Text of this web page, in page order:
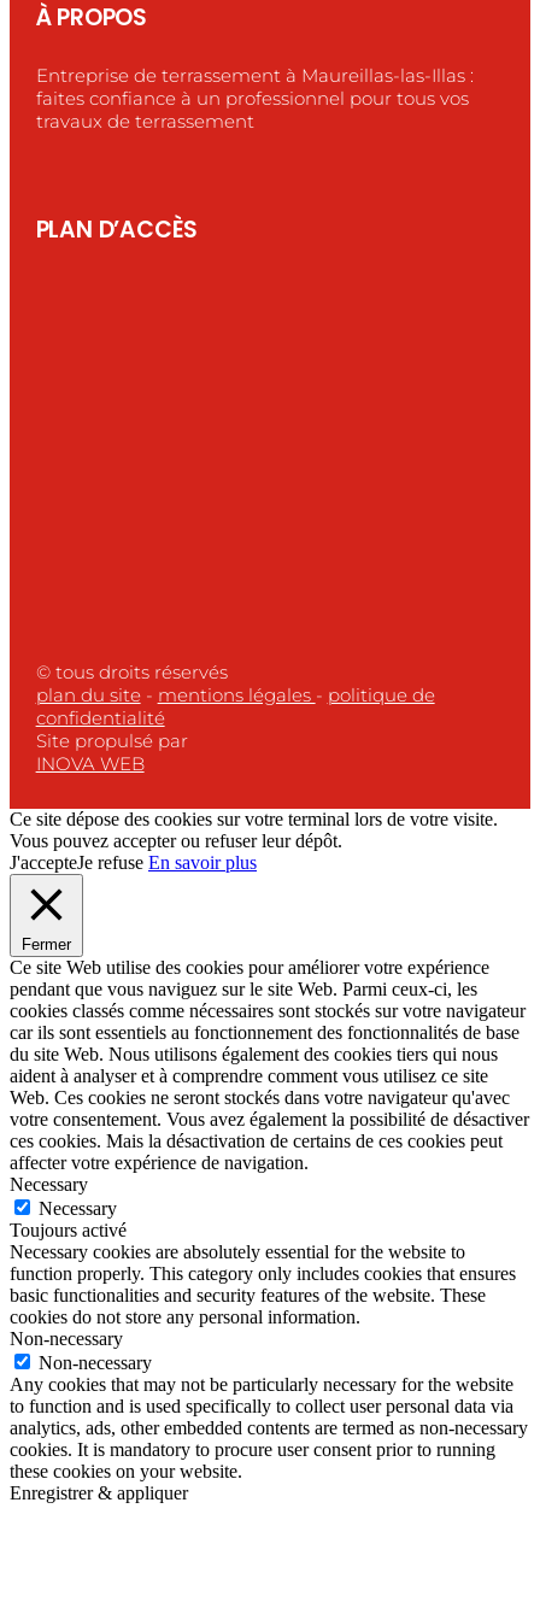
À PROPOS
Entreprise de terrassement à Maureillas-las-Illas :
faites confiance à un professionnel pour tous vos
travaux de terrassement
PLAN D’ACCÈS
© tous droits réservés
plan du site- mentions légales - politique de
confidentialité
Site propulsé par
INOVA WEB
Ce site dépose des cookies sur votre terminal lors de votre visite.
Vous pouvez accepter ou refuser leur dépôt.
J'accepteJe refuse En savoir plus
Fermer
Ce site Web utilise des cookies pour améliorer votre expérience
pendant que vous naviguez sur le site Web. Parmi ceux-ci, les
cookies classés comme nécessaires sont stockés sur votre navigateur
car ils sont essentiels au fonctionnement des fonctionnalités de base
du site Web. Nous utilisons également des cookies tiers qui nous
aident à analyser et à comprendre comment vous utilisez ce site
Web. Ces cookies ne seront stockés dans votre navigateur qu'avec
votre consentement. Vous avez également la possibilité de désactiver
ces cookies. Mais la désactivation de certains de ces cookies peut
affecter votre expérience de navigation.
Necessary
Necessary
Toujours activé
Necessary cookies are absolutely essential for the website to
function properly. This category only includes cookies that ensures
basic functionalities and security features of the website. These
cookies do not store any personal information.
Non-necessary
Non-necessary
Any cookies that may not be particularly necessary for the website
to function and is used specifically to collect user personal data via
analytics, ads, other embedded contents are termed as non-necessary
cookies. It is mandatory to procure user consent prior to running
these cookies on your website.
Enregistrer & appliquer